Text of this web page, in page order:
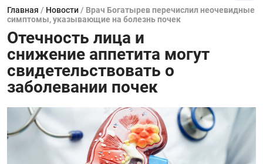
Главная / Новости / Врач Богатырев перечислил неочевидные
симптомы, указывающие на болезнь почек
Отечность лица и
снижение аппетита могут
свидетельствовать о
заболевании почек